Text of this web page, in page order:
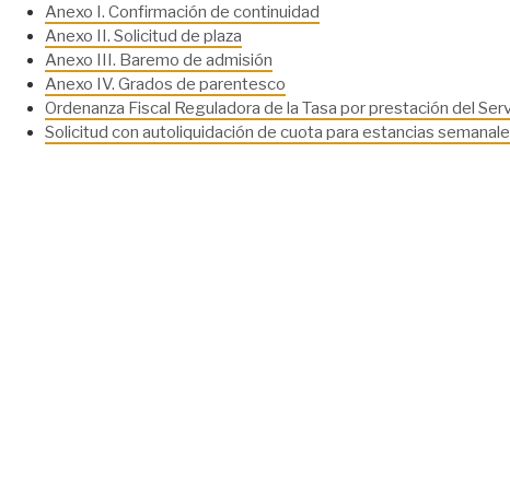
Anexo I. Confirmación de continuidad
Anexo II. Solicitud de plaza
Anexo III. Baremo de admisión
Anexo IV. Grados de parentesco
Ordenanza Fiscal Reguladora de la Tasa por prestación del
Solicitud con autoliquidación de cuota para estancias